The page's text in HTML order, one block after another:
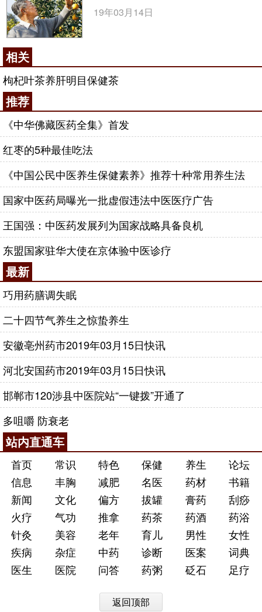
19年03月14日
相关
枸杞叶茶养肝明目保健茶
推荐
《中华佛藏医药全集》首发
红枣的5种最佳吃法
《中国公民中医养生保健素养》推荐十种常用养生法
国家中医药局曝光一批虚假违法中医医疗广告
王国强：中医药发展列为国家战略具备良机
东盟国家驻华大使在京体验中医诊疗
最新
巧用药膳调失眠
二十四节气养生之惊蛰养生
安徽亳州药市2019年03月15日快讯
河北安国药市2019年03月15日快讯
邯郸市120涉县中医院站“一键拨”开通了
多咀嚼 防衰老
站内直通车
首页 常识 特色 保健 养生
论坛
信息
丰胸 减肥 名医 药材
书籍
新闻
文化 偏方 拔罐 膏药
刮痧
火疗
气功 推拿 药茶 药酒
药浴
针灸
美容 老年 育儿 男性
女性
疾病
杂症 中药 诊断 医案
词典
医生
医院 问答 药粥 砭石 足疗
返回顶部